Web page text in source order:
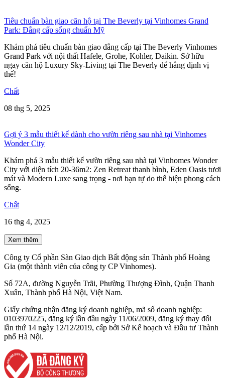
Tiêu chuẩn bàn giao căn hộ tại The Beverly tại Vinhomes Grand
Park: Đẳng cấp sống chuẩn Mỹ
Khám phá tiêu chuẩn bàn giao đẳng cấp tại The Beverly Vinhomes
Grand Park với nội thất Hafele, Grohe, Kohler, Daikin. Sở hữu
ngay căn hộ Luxury Sky-Living tại The Beverly để hẳng định vị
thế!
Chất
08 thg 5, 2025
Gợi ý 3 mẫu thiết kế dành cho vườn riêng sau nhà tại Vinhomes
Wonder City
Khám phá 3 mẫu thiết kế vườn riêng sau nhà tại Vinhomes Wonder
City với diện tích 20-36m2: Zen Retreat thanh bình, Eden Oasis tươi
mát và Modern Luxe sang trọng - nơi bạn tự do thể hiện phong cách
sống.
Chất
16 thg 4, 2025
Xem thêm
Công ty Cổ phần Sàn Giao dịch Bất động sản Thành phố Hoàng
Gia (một thành viên của công ty CP Vinhomes).
Số 72A, đường Nguyễn Trãi, Phường Thượng Đình, Quận Thanh
Xuân, Thành phố Hà Nội, Việt Nam.
Giấy chứng nhận đăng ký doanh nghiệp, mã số doanh nghiệp:
0103970225, đăng ký lần đầu ngày 11/06/2009, đăng ký thay đổi
lần thứ 14 ngày 12/12/2019, cấp bởi Sở Kế hoạch và Đầu tư Thành
phố Hà Nội.